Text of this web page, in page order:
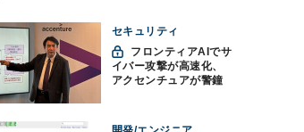
セキュリティ
イバー攻撃が高速化、
アクセンチュアが警鐘